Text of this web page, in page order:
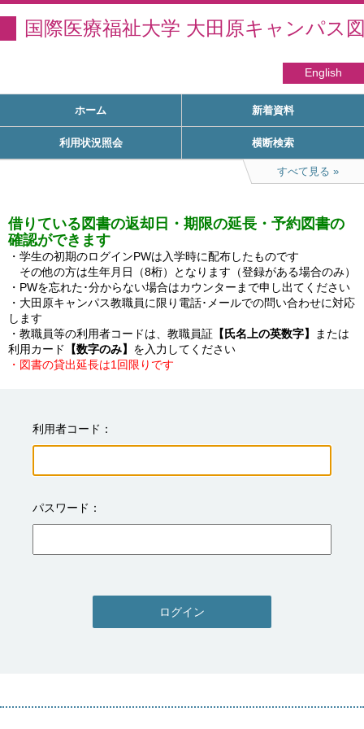
国際医療福祉大学 大田原キャンパス
English
ホーム 新着資料
利用状況照会 横断検索
すべて見る
借りている図書の返却日・期限の延長・予約図書の
確認ができます
・学生の初期のログインPWは入学時に配布したものです
その他の方は生年月日（8桁）となります（登録がある場合のみ）
・PWを忘れた･分からない場合はカウンターまで申し出てください
・大田原キャンパス教職員に限り電話･メールでの問い合わせに対応
します
・教職員等の利用者コードは、教職員証 【氏名上の英数字】
または
利用カード
【数字のみ】
・図書の貸出延長は1回限りです
利用者コード
パスワード
ログイン